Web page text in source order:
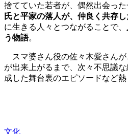
捨てていた若者が、偶然出会った
氏と平家の落人が、仲良く共存し
に生きる人々とつながることで、
う物語。
スマ婆さん役の佐々木愛さん
が出来上がるまで、次々不思議
成した舞台裏のエピソードなど熱
文化